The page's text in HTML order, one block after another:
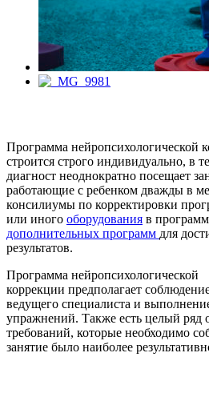
Программа нейропсихологической
строится строго индивидуально, в
диагност неоднократно посещает
работающие с ребенком дважды в
консилиумы по корректировки
или иного оборудования в
дополнительных программ для
результатов.
Программа нейропсихологической
коррекции предполагает
ведущего специалиста и
упражнений. Также есть целый ряд
требований, которые необходимо
занятие было наиболее